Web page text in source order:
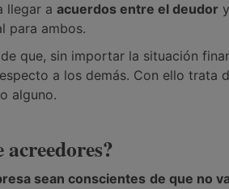
llegar a acuerdos entre el deudor
para ambos.
que, sin importar la situación
a los demás. Con ello trata
alguno.
sean conscientes de que no